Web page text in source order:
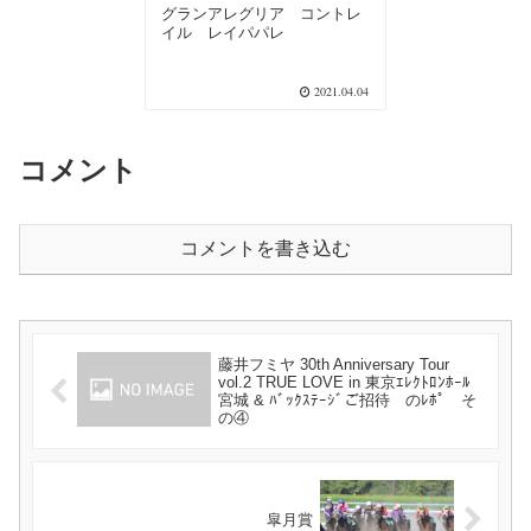
グランアレグリア コントレ
イル レイパパレ
2021.04.04
コメント
コメントを書き込む
藤井フミヤ 30th Anniversary Tour
vol.2 TRUE LOVE in 東京ｴﾚｸﾄﾛﾝﾎｰﾙ
宮城 & ﾊﾞｯｸｽﾃｰｼﾞご招待 のﾚﾎﾟ そ
の④
皐月賞